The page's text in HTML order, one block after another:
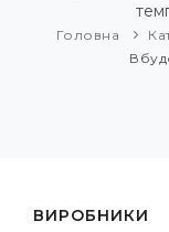
Головна
ВИРОБНИКИ